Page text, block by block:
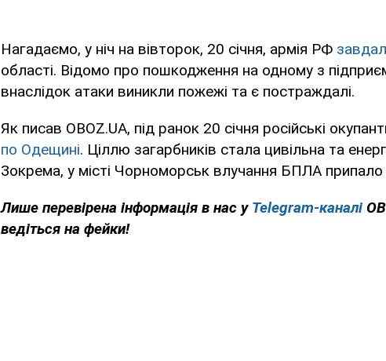
Нагадаємо, у ніч на вівторок, 20 січня, армія РФ
області. Відомо про пошкодження на одному з
внаслідок атаки виникли пожежі та є постраждалі.
Як писав OBOZ.UA, під ранок 20 січня російські
по Одещині. Ціллю загарбників стала цивільна та
Зокрема, у місті Чорноморськ влучання БПЛА припало
Лише перевірена інформація в нас у Telegram-каналі
ведіться на фейки!